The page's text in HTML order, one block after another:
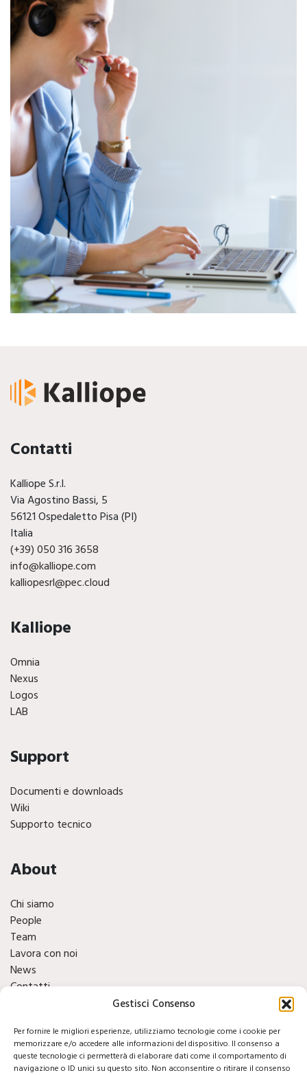
Gestisci Consenso
Per fornire le migliori esperienze, utilizziamo tecnologie come i cookie per
memorizzare e/o accedere alle informazioni del dispositivo. Il consenso a
queste tecnologie ci permetterà di elaborare dati come il comportamento di
navigazione o ID unici su questo sito. Non acconsentire o ritirare il consenso
Contatti
Kalliope S.r.l.
Via Agostino Bassi, 5
56121 Ospedaletto Pisa (PI)
Italia
(+39) 050 316 3658
info@kalliope.com
kalliopesrl@pec.cloud
Kalliope
Omnia
Nexus
Logos
LAB
Support
Documenti e downloads
Wiki
Supporto tecnico
About
Chi siamo
People
Team
Lavora con noi
News
Contatti
Social